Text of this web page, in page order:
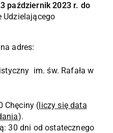
październik 2023 r. do
Udzielającego
adres:
im. św. Rafała w
Chęciny (liczy się data
).
30 dni od ostatecznego